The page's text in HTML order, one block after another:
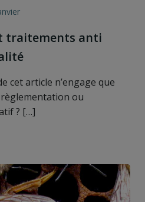
traitements anti
cet article n’engage que
ou
? […]